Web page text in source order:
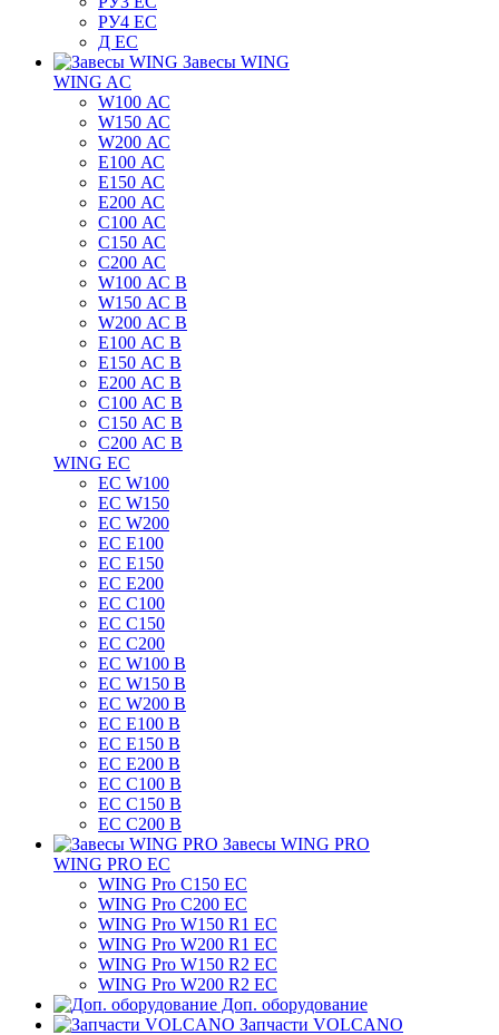
РУ4 EC
Д ЕС
Завесы WING
WING AC
W100 АС
W150 АС
W200 АС
E100 АС
E150 АС
E200 АС
C100 АС
C150 АС
C200 АС
W100 АС B
W150 АС B
W200 АС B
E100 АС B
E150 АС B
E200 АС B
C100 АС B
C150 АС B
C200 АС B
WING EC
ЕС W100
ЕС W150
ЕС W200
ЕС E100
ЕС E150
ЕС E200
ЕС C100
EC C150
ЕС C200
ЕС W100 B
ЕС W150 B
ЕС W200 B
ЕС E100 B
ЕС E150 B
ЕС E200 B
ЕС C100 B
EC C150 B
ЕС C200 B
Завесы WING PRO
WING PRO EC
WING Pro C150 EC
WING Pro C200 EC
WING Pro W150 R1 EC
WING Pro W200 R1 EC
WING Pro W150 R2 EC
WING Pro W200 R2 EC
Доп. оборудование
Запчасти VOLCANO